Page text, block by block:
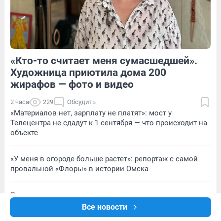
Все новости
Обсудить Обсудить
Обсудить
«Кто-то считает меня сумасшедшей».
Художница приютила дома 200
жирафов — фото и видео
2 часа 229 Обсудить
«Материалов нет, зарплату не платят»: мост у
Телецентра не сдадут к 1 сентября — что происходит на
объекте
«У меня в огороде больше растет»: репортаж с самой
провальной «Флоры» в истории Омска
Секрет колючего деликатеса: что мы на самом деле
едим под видом икры морского ежа — репортаж с
производства